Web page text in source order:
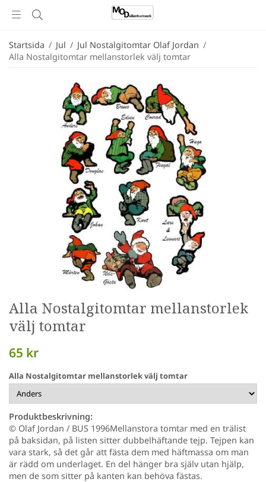
Startsida / Jul / Jul Nostalgitomtar Olaf Jordan /
Alla Nostalgitomtar mellanstorlek välj tomtar
Alla Nostalgitomtar mellanstorlek
välj tomtar
65 kr
Alla Nostalgitomtar mellanstorlek välj tomtar
Produktbeskrivning:
© Olaf Jordan / BUS 1996Mellanstora tomtar med en trälist
på baksidan, på listen sitter dubbelhäftande tejp. Tejpen kan
vara stark, så det går att fästa dem med häftmassa om man
är rädd om underlaget. En del hänger bra själv utan hjälp,
men de som sitter på kanten kan behöva fästas.